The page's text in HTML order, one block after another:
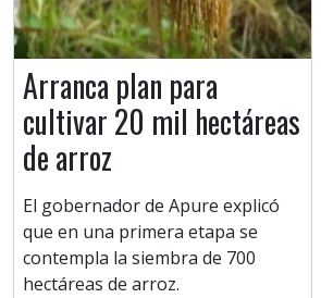
Arranca plan para
cultivar 20 mil hectáreas
de arroz
El gobernador de Apure explicó
que en una primera etapa se
contempla la siembra de 700
hectáreas de arroz.